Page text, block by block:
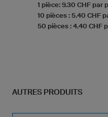
1 pièce: 9.30 CHF par
10 pièces : 5.40 CHF
50 pièces : 4.40 CHF
AUTRES PRODUITS